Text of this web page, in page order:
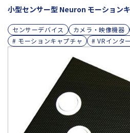
小型センサー型 Neuron モーション
センサーデバイス カメラ・映像機器
# モーションキャプチャ
# VRインタ